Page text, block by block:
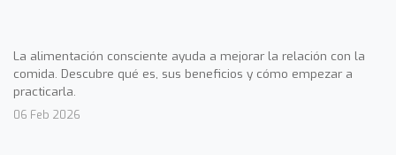
La alimentación consciente ayuda a mejorar la relación con la
comida. Descubre qué es, sus beneficios y cómo empezar a
practicarla.
06 Feb 2026